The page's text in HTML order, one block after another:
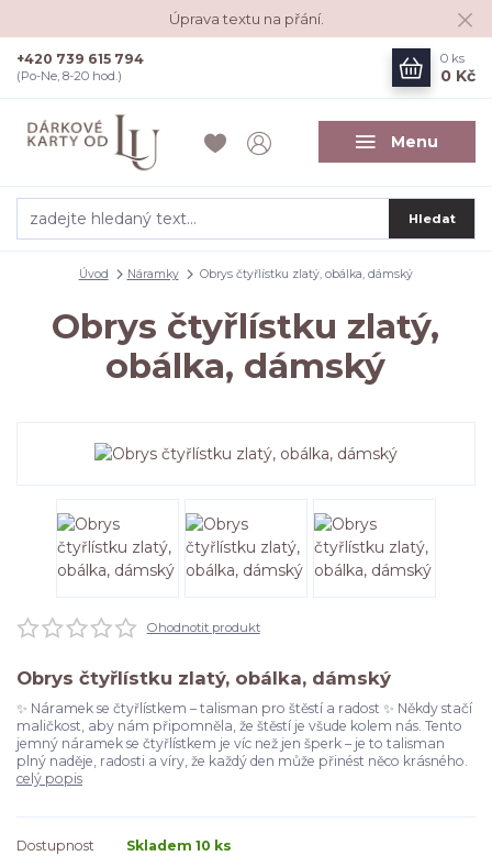
Úprava textu na přání.
Menu
Hledat
+420 739 615 794
(Po-Ne, 8-20 hod.)
0 ks
0 Kč
Úvod Náramky Obrys čtyřlístku zlatý, obálka, dámský
Obrys čtyřlístku zlatý,
obálka, dámský
Ohodnotit produkt
Obrys čtyřlístku zlatý, obálka, dámský
✨ Náramek se čtyřlístkem – talisman pro štěstí a radost ✨ Někdy stačí
maličkost, aby nám připomněla, že štěstí je všude kolem nás. Tento
jemný náramek se čtyřlístkem je víc než jen šperk – je to talisman
plný naděje, radosti a víry, že každý den může přinést něco krásného.
celý popis
Dostupnost
Skladem 10 ks